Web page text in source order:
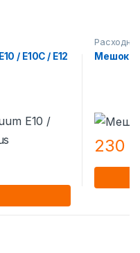
/ E10C / E12
Мешок
230